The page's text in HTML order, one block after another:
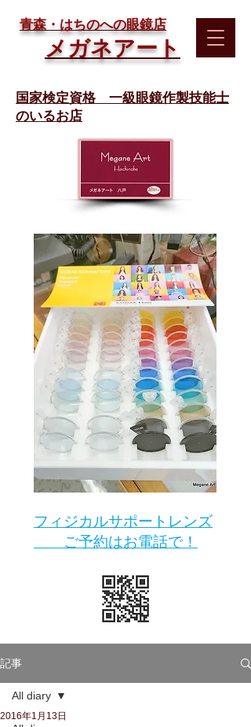
​青森・はちのへの眼鏡店
メガネアート
国家検定資格 一級眼鏡作製技能士
のいるお店
​フィジカルサポートレンズ
ご予約はお電話で！
記事
All diary
2016年1月13日